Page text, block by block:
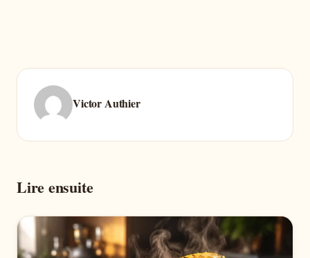
Victor Authier
Lire ensuite